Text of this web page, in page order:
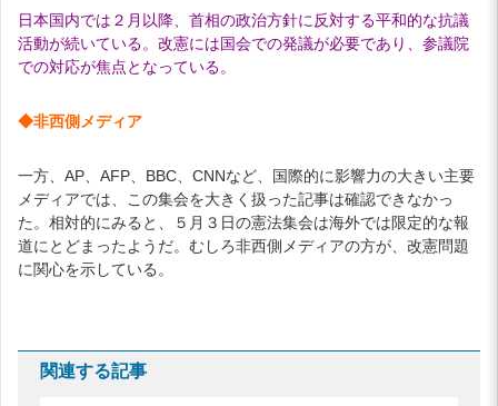
日本国内では２月以降、首相の政治方針に反対する平和的な抗議
活動が続いている。改憲には国会での発議が必要であり、参議院
での対応が焦点となっている。
◆非西側メディア
一方、AP、AFP、BBC、CNNなど、国際的に影響力の大きい主要
メディアでは、この集会を大きく扱った記事は確認できなかっ
た。相対的にみると、５月３日の憲法集会は海外では限定的な報
道にとどまったようだ。むしろ非西側メディアの方が、改憲問題
に関心を示している。
関連する記事